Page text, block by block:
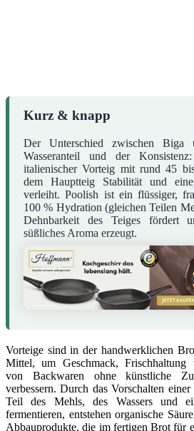
Kurz & knapp
Der Unterschied zwischen
Wasseranteil und der
italienischer Vorteig mit rund 45
dem Hauptteig Stabilität und
verleiht. Poolish ist ein flüssiger,
100 % Hydration (gleichen Teilen
Dehnbarkeit des Teiges fördert
süßliches Aroma erzeugt.
Vorteige sind in der handwerklichen
Mittel, um Geschmack, Frischhaltung
von Backwaren ohne künstliche
verbessern. Durch das Vorschalten
Teil des Mehls, des Wassers und
fermentieren, entstehen organische
Abbauprodukte, die im fertigen Brot für